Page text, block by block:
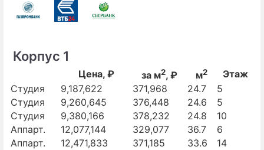
Корпус 1
Цена, ₽ за м2, ₽ м2
Этаж
Студия
9,187,622 371,968 24.7
5
Студия
9,260,645 376,448 24.6
5
Студия
9,380,166 378,232 24.8
10
Аппарт.
12,077,144 329,077 36.7
6
Аппарт.
12,471,833 371,185 33.6
14